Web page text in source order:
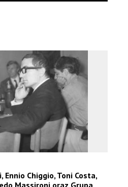
Ennio Chiggio, Toni Costa,
Massironi oraz Grupa